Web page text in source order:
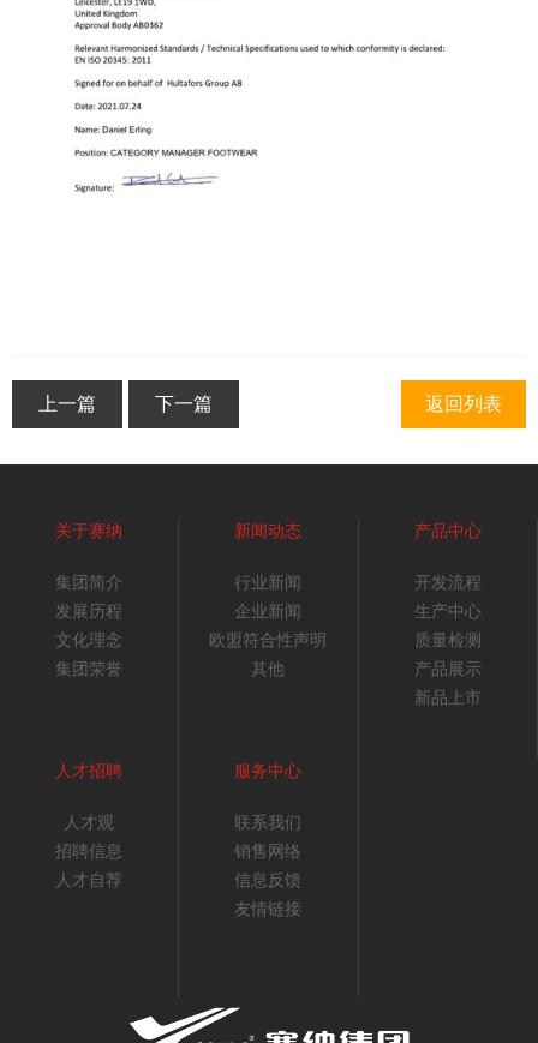
上一篇 下一篇 返回列表
关于赛纳
集团简介
发展历程
文化理念
集团荣誉
新闻动态
行业新闻
企业新闻
欧盟符合性声明
其他
产品中心
开发流程
生产中心
质量检测
产品展示
新品上市
人才招聘
人才观
招聘信息
人才自荐
服务中心
联系我们
销售网络
信息反馈
友情链接